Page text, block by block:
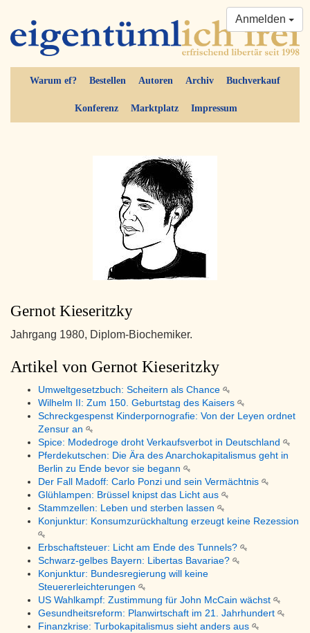
Warum ef? Bestellen Autoren Archiv Buchverkauf
Konferenz Marktplatz Impressum
Anmelden
Gernot Kieseritzky
Jahrgang 1980, Diplom-Biochemiker.
Artikel von Gernot Kieseritzky
Umweltgesetzbuch: Scheitern als Chance
Wilhelm II: Zum 150. Geburtstag des Kaisers
Schreckgespenst Kinderpornografie: Von der Leyen ordnet
Zensur an
Spice: Modedroge droht Verkaufsverbot in Deutschland
Pferdekutschen: Die Ära des Anarchokapitalismus geht in
Berlin zu Ende bevor sie begann
Der Fall Madoff: Carlo Ponzi und sein Vermächtnis
Glühlampen: Brüssel knipst das Licht aus
Stammzellen: Leben und sterben lassen
Konjunktur: Konsumzurückhaltung erzeugt keine Rezession
Erbschaftsteuer: Licht am Ende des Tunnels?
Schwarz-gelbes Bayern: Libertas Bavariae?
Konjunktur: Bundesregierung will keine
Steuererleichterungen
US Wahlkampf: Zustimmung für John McCain wächst
Gesundheitsreform: Planwirtschaft im 21. Jahrhundert
Finanzkrise: Turbokapitalismus sieht anders aus